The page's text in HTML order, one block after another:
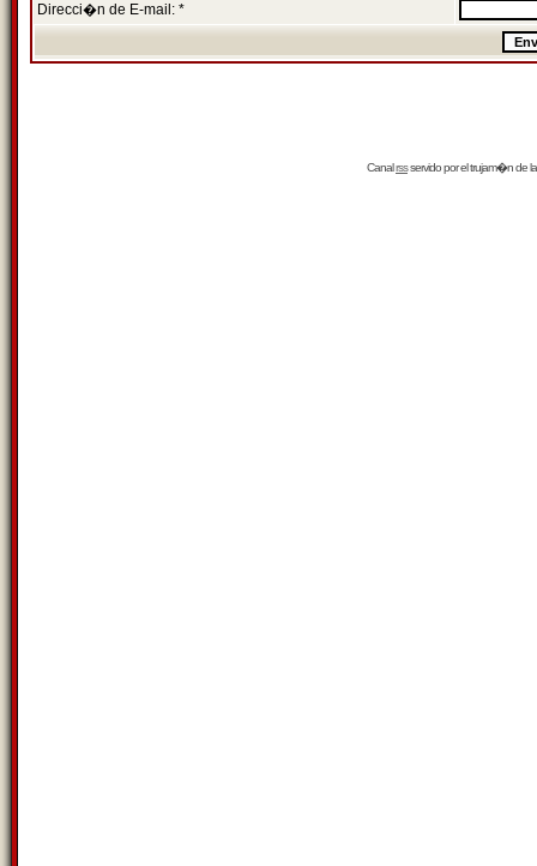
Direcci�n de E-mail: *
Canalrssservido por eltrujam�nde